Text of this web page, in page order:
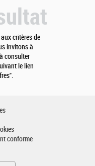
critères de
invitons à
consulter
le lien
conforme